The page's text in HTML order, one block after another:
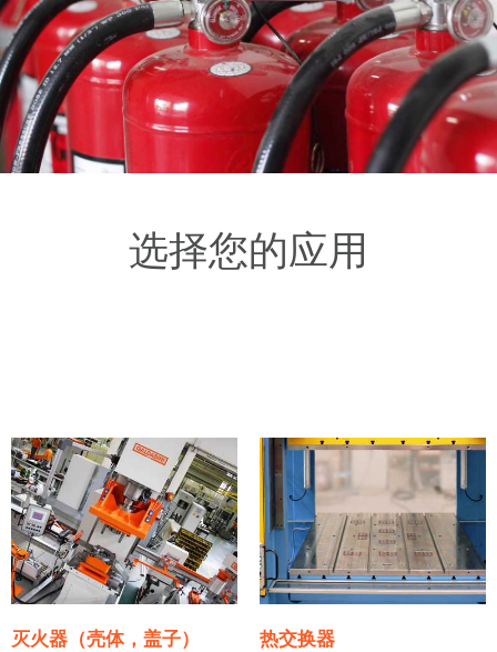
选择您的应用
灭火器（壳体，盖子） 热交换器